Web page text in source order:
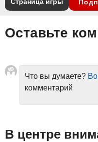
Страница игры
Оставьте
Что вы думаете?
комментарий
В центре